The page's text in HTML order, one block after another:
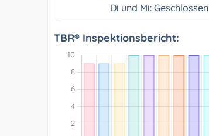
Di und Mi: Geschlossen
TBR® Inspektionsbericht: